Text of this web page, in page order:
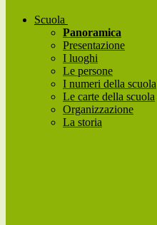
Scuola
Panoramica
Presentazione
I luoghi
Le persone
I numeri della scuola
Le carte della scuola
Organizzazione
La storia